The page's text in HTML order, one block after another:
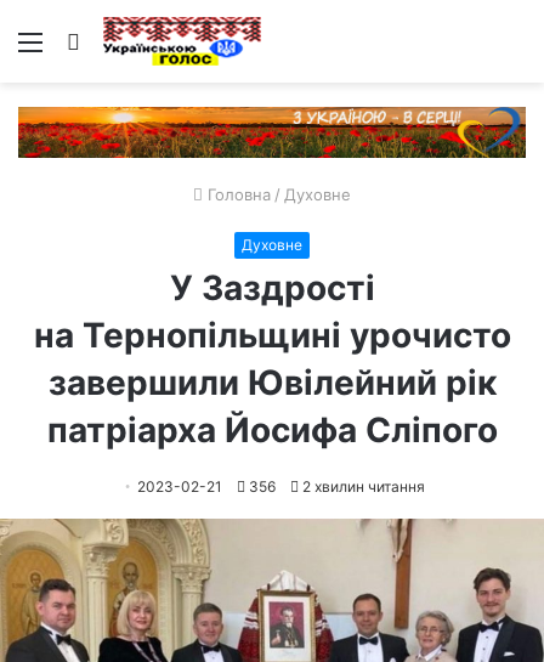
Меню Пошук
Головна / Духовне
Духовне
У Заздрості
на Тернопільщині урочисто
завершили Ювілейний рік
патріарха Йосифа Сліпого
2023-02-21 356 2 хвилин читання